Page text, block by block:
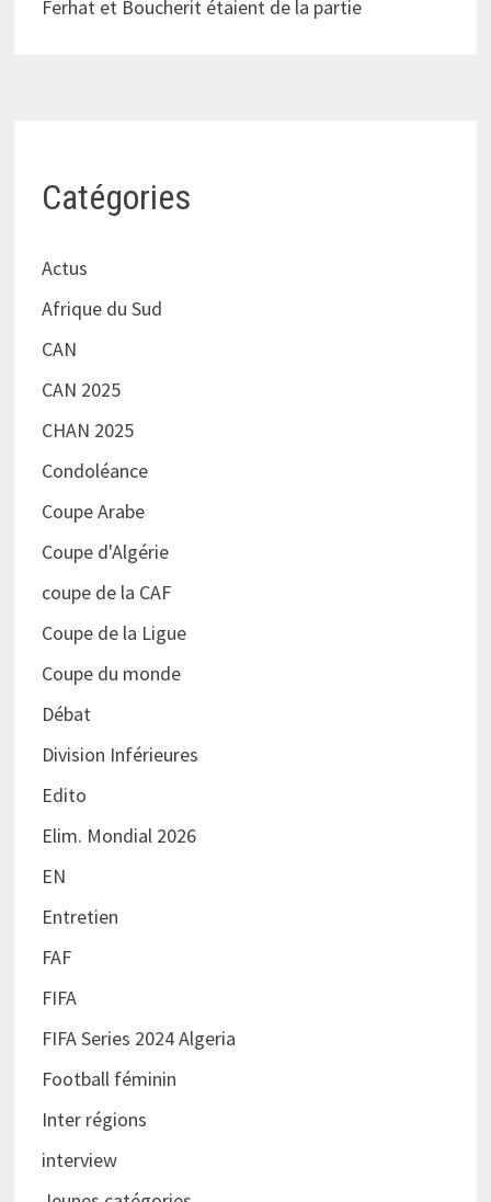
Ferhat et Boucherit étaient de la partie
Catégories
Actus
Afrique du Sud
CAN
CAN 2025
CHAN 2025
Condoléance
Coupe Arabe
Coupe d'Algérie
coupe de la CAF
Coupe de la Ligue
Coupe du monde
Débat
Division Inférieures
Edito
Elim. Mondial 2026
EN
Entretien
FAF
FIFA
FIFA Series 2024 Algeria
Football féminin
Inter régions
interview